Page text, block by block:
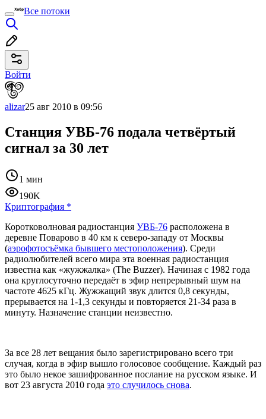
Все потоки
Войти
alizar25 авг 2010 в 09:56
Станция УВБ-76 подала четвёртый
сигнал за 30 лет
1 мин
190K
Криптография *
Коротковолновая радиостанция УВБ-76 расположена в
деревне Поварово в 40 км к северо-западу от Москвы
(аэрофотосъёмка бывшего местоположения). Среди
радиолюбителей всего мира эта военная радиостанция
известна как «жужжалка» (The Buzzer). Начиная с 1982 года
она круглосуточно передаёт в эфир непрерывный шум на
частоте 4625 кГц. Жужжащий звук длится 0,8 секунды,
прерывается на 1-1,3 секунды и повторяется 21-34 раза в
минуту. Назначение станции неизвестно.
За все 28 лет вещания было зарегистрировано всего три
случая, когда в эфир вышло голосовое сообщение. Каждый раз
это было некое зашифрованное послание на русском языке. И
вот 23 августа 2010 года это случилось снова.